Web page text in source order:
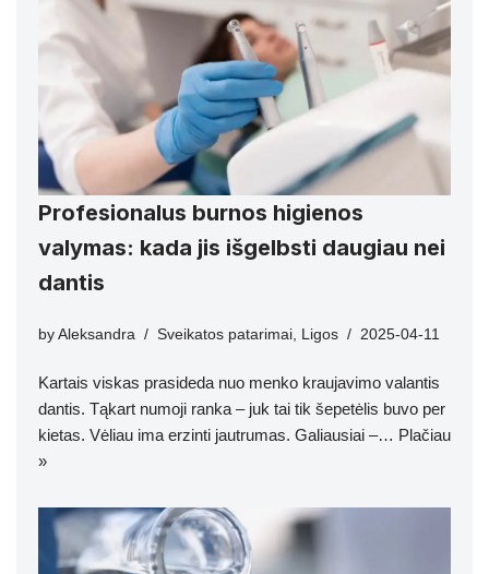
Profesionalus burnos higienos
valymas: kada jis išgelbsti daugiau nei
dantis
by Aleksandra Sveikatos patarimai, Ligos 2025-04-11
Kartais viskas prasideda nuo menko kraujavimo valantis
dantis. Tąkart numoji ranka – juk tai tik šepetėlis buvo per
kietas. Vėliau ima erzinti jautrumas. Galiausiai –… Plačiau
»